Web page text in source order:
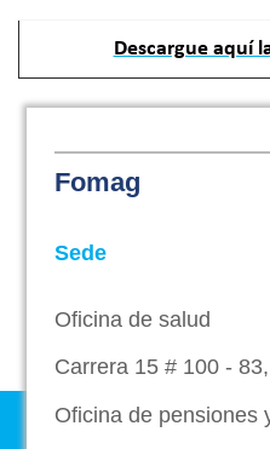
Descargue aquí
Fomag
Sede
Oficina de salud
Carrera 15 # 100 -
Oficina de pensiones